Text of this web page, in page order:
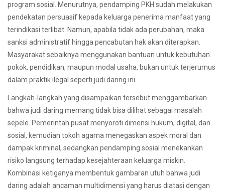
program sosial. Menurutnya, pendamping PKH sudah melakukan
pendekatan persuasif kepada keluarga penerima manfaat yang
terindikasi terlibat. Namun, apabila tidak ada perubahan, maka
sanksi administratif hingga pencabutan hak akan diterapkan.
Masyarakat sebaiknya menggunakan bantuan untuk kebutuhan
pokok, pendidikan, maupun modal usaha, bukan untuk terjerumus
dalam praktik ilegal seperti judi daring ini.
Langkah-langkah yang disampaikan tersebut menggambarkan
bahwa judi daring memang tidak bisa dilihat sebagai masalah
sepele. Pemerintah pusat menyoroti dimensi hukum, digital, dan
sosial, kemudian tokoh agama menegaskan aspek moral dan
dampak kriminal, sedangkan pendamping sosial menekankan
risiko langsung terhadap kesejahteraan keluarga miskin.
Kombinasi ketiganya membentuk gambaran utuh bahwa judi
daring adalah ancaman multidimensi yang harus diatasi dengan